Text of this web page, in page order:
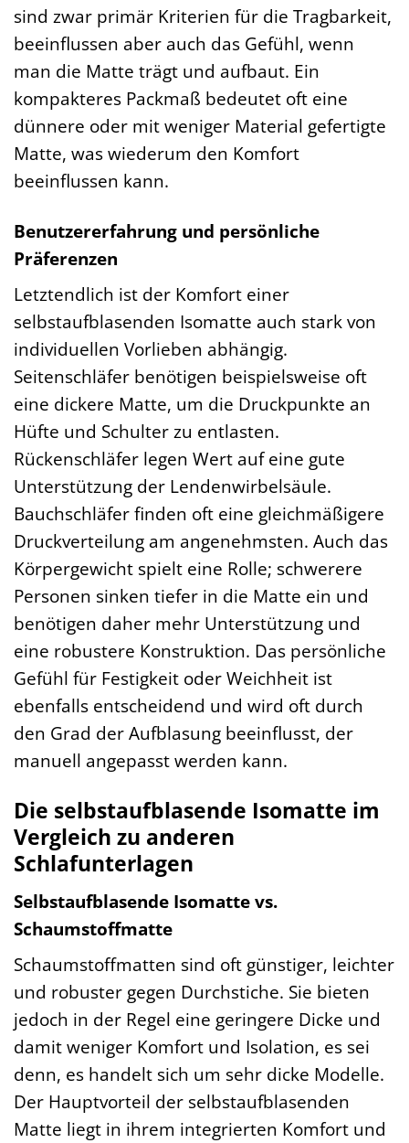
sind zwar primär Kriterien für die Tragbarkeit,
beeinflussen aber auch das Gefühl, wenn
man die Matte trägt und aufbaut. Ein
kompakteres Packmaß bedeutet oft eine
dünnere oder mit weniger Material gefertigte
Matte, was wiederum den Komfort
beeinflussen kann.
Benutzererfahrung und persönliche
Präferenzen
Letztendlich ist der Komfort einer
selbstaufblasenden Isomatte auch stark von
individuellen Vorlieben abhängig.
Seitenschläfer benötigen beispielsweise oft
eine dickere Matte, um die Druckpunkte an
Hüfte und Schulter zu entlasten.
Rückenschläfer legen Wert auf eine gute
Unterstützung der Lendenwirbelsäule.
Bauchschläfer finden oft eine gleichmäßigere
Druckverteilung am angenehmsten. Auch das
Körpergewicht spielt eine Rolle; schwerere
Personen sinken tiefer in die Matte ein und
benötigen daher mehr Unterstützung und
eine robustere Konstruktion. Das persönliche
Gefühl für Festigkeit oder Weichheit ist
ebenfalls entscheidend und wird oft durch
den Grad der Aufblasung beeinflusst, der
manuell angepasst werden kann.
Die selbstaufblasende Isomatte im
Vergleich zu anderen
Schlafunterlagen
Selbstaufblasende Isomatte vs.
Schaumstoffmatte
Schaumstoffmatten sind oft günstiger, leichter
und robuster gegen Durchstiche. Sie bieten
jedoch in der Regel eine geringere Dicke und
damit weniger Komfort und Isolation, es sei
denn, es handelt sich um sehr dicke Modelle.
Der Hauptvorteil der selbstaufblasenden
Matte liegt in ihrem integrierten Komfort und